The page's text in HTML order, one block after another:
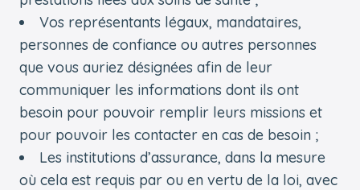
Vos représentants légaux, mandataires,
personnes de confiance ou autres personnes
que vous auriez désignées afin de leur
communiquer les informations dont ils ont
besoin pour pouvoir remplir leurs missions et
pour pouvoir les contacter en cas de besoin ;
Les institutions d’assurance, dans la mesure
où cela est requis par ou en vertu de la loi, avec